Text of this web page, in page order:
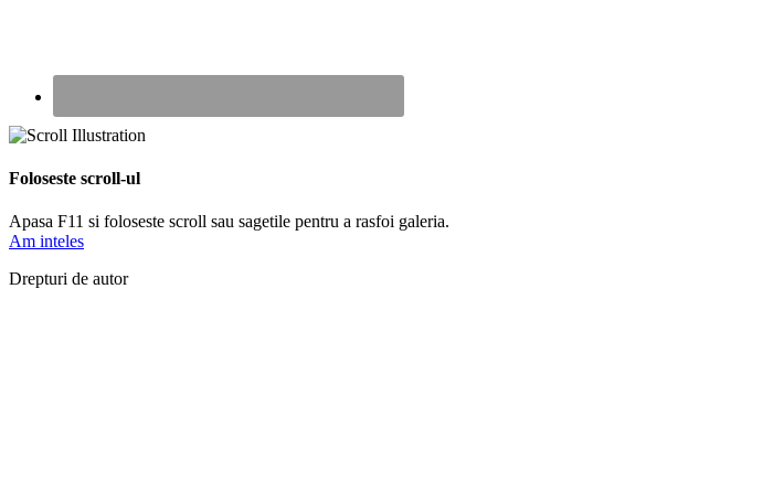
Foloseste scroll-ul
Apasa F11 si foloseste scroll sau sagetile pentru a rasfoi galeria.
Am inteles
Drepturi de autor